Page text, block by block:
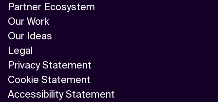
Partner Ecosystem
Our Work
Our Ideas
Legal
Privacy Statement
Cookie Statement
Accessibility Statement